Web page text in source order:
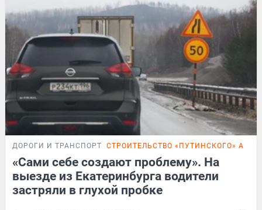
ДОРОГИ И ТРАНСПОРТ СТРОИТЕЛЬСТВО «ПУТИНСКОГО»
«Сами себе создают проблему». На
выезде из Екатеринбурга водители
застряли в глухой пробке